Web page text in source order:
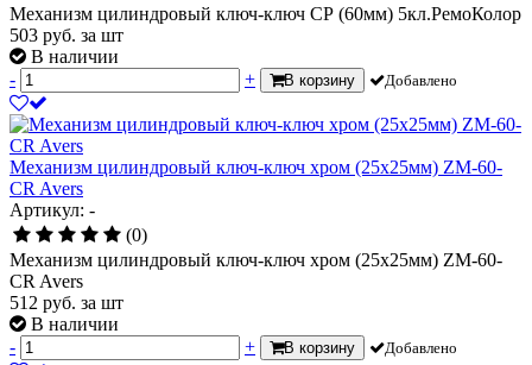
Механизм цилиндровый ключ-ключ СР (60мм) 5кл.РемоКолор
503 руб. за шт
В наличии
-
+ В корзину Добавлено
Механизм цилиндровый ключ-ключ хром (25х25мм) ZM-60-
CR Avers
Артикул: -
(0)
Механизм цилиндровый ключ-ключ хром (25х25мм) ZM-60-
CR Avers
512 руб. за шт
В наличии
-
+ В корзину Добавлено